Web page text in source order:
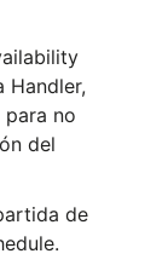
Handler,
para no
del
de